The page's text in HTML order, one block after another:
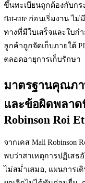
ขึ้นทะเบียนถูกต้องกับกร
flat-rate ก่อนเริ่มงาน ไ
ทางที่มีใบเสร็จและใบ
ลูกค้าถูกจัดเก็บภายใต้
ตลอดอายุการเก็บรักษา
มาตรฐานคุณภา
และข้อผิดพลา
Robinson Roi Et
จากเคส Mall Robinson
พบว่าสาเหตุการปฏิเสธ
ไม่สม่ำเสมอ, แผนการเ